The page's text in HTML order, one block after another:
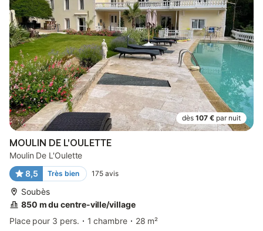
dès 107 € par nuit
MOULIN DE L'OULETTE
Moulin De L'Oulette
8,5
Très bien 175 avis
Soubès
850 m du centre-ville/village
Place pour 3 pers.
1 chambre
28 m²